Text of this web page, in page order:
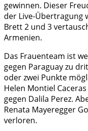
gewinnen. Dieser
der Live-Übertragung
Brett 2 und 3
Armenien.
Das Frauenteam ist
gegen Paraguay zu
oder zwei Punkte
Helen Montiel
gegen Dalila Perez.
Renata Mayeregger
verloren.